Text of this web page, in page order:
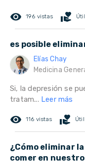
remove_red_eye 196 vistas volunteer_activism
es posible
Elías Chay
Medicina
Si, la depresión se
tratam... Leer más
remove_red_eye 116 vistas volunteer_activism
¿Cómo eliminar
comer en